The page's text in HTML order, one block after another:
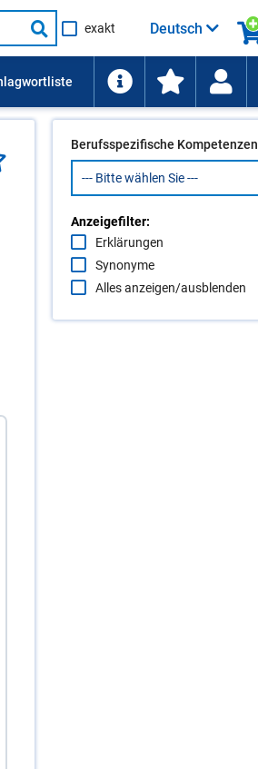
Suche
starten
exakt Deutsch
Berufsspezifische Kompetenzen
Anzeigefilter:
Erklärungen
Synonyme
Alles anzeigen/ausblenden